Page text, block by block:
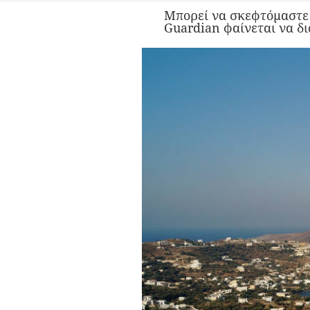
Μπορεί να σκεφτόμαστε
Guardian φαίνεται να